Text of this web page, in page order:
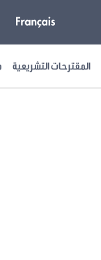
المقترحات التشريعية